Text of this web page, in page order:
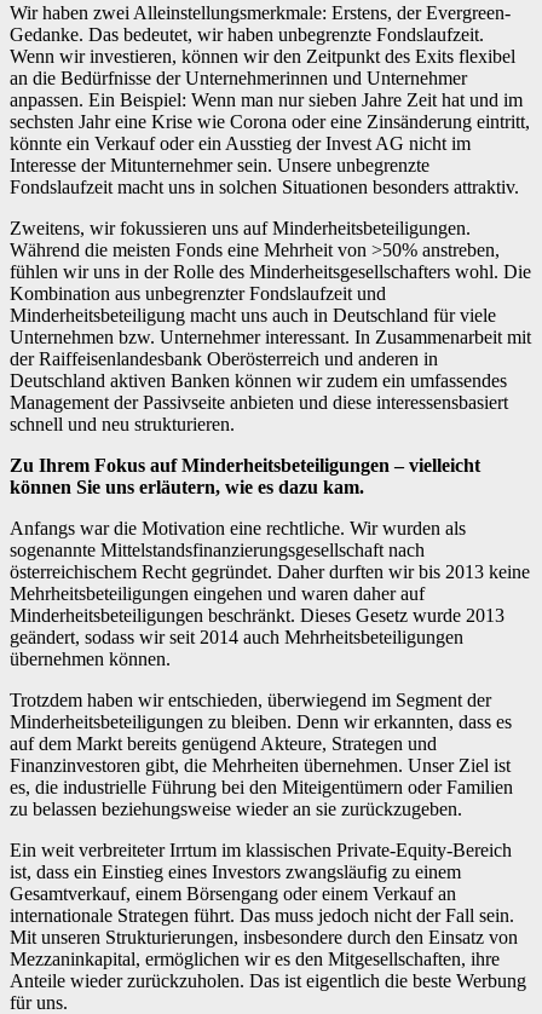
Wir haben zwei Alleinstellungsmerkmale: Erstens, der Evergreen-
Gedanke. Das bedeutet, wir haben unbegrenzte Fondslaufzeit.
Wenn wir investieren, können wir den Zeitpunkt des Exits flexibel
an die Bedürfnisse der Unternehmerinnen und Unternehmer
anpassen. Ein Beispiel: Wenn man nur sieben Jahre Zeit hat und im
sechsten Jahr eine Krise wie Corona oder eine Zinsänderung eintritt,
könnte ein Verkauf oder ein Ausstieg der Invest AG nicht im
Interesse der Mitunternehmer sein. Unsere unbegrenzte
Fondslaufzeit macht uns in solchen Situationen besonders attraktiv.
Zweitens, wir fokussieren uns auf Minderheitsbeteiligungen.
Während die meisten Fonds eine Mehrheit von >50% anstreben,
fühlen wir uns in der Rolle des Minderheitsgesellschafters wohl. Die
Kombination aus unbegrenzter Fondslaufzeit und
Minderheitsbeteiligung macht uns auch in Deutschland für viele
Unternehmen bzw. Unternehmer interessant. In Zusammenarbeit mit
der Raiffeisenlandesbank Oberösterreich und anderen in
Deutschland aktiven Banken können wir zudem ein umfassendes
Management der Passivseite anbieten und diese interessensbasiert
schnell und neu strukturieren.
Zu Ihrem Fokus auf Minderheitsbeteiligungen – vielleicht
können Sie uns erläutern, wie es dazu kam.
Anfangs war die Motivation eine rechtliche. Wir wurden als
sogenannte Mittelstandsfinanzierungsgesellschaft nach
österreichischem Recht gegründet. Daher durften wir bis 2013 keine
Mehrheitsbeteiligungen eingehen und waren daher auf
Minderheitsbeteiligungen beschränkt. Dieses Gesetz wurde 2013
geändert, sodass wir seit 2014 auch Mehrheitsbeteiligungen
übernehmen können.
Trotzdem haben wir entschieden, überwiegend im Segment der
Minderheitsbeteiligungen zu bleiben. Denn wir erkannten, dass es
auf dem Markt bereits genügend Akteure, Strategen und
Finanzinvestoren gibt, die Mehrheiten übernehmen. Unser Ziel ist
es, die industrielle Führung bei den Miteigentümern oder Familien
zu belassen beziehungsweise wieder an sie zurückzugeben.
Ein weit verbreiteter Irrtum im klassischen Private-Equity-Bereich
ist, dass ein Einstieg eines Investors zwangsläufig zu einem
Gesamtverkauf, einem Börsengang oder einem Verkauf an
internationale Strategen führt. Das muss jedoch nicht der Fall sein.
Mit unseren Strukturierungen, insbesondere durch den Einsatz von
Mezzaninkapital, ermöglichen wir es den Mitgesellschaften, ihre
Anteile wieder zurückzuholen. Das ist eigentlich die beste Werbung
für uns.